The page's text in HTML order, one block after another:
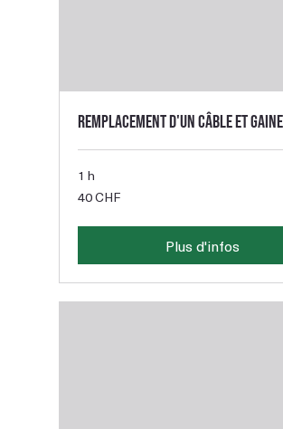
Remplacement d'un câble et gaine
1 h
francs
40 CHF
Plus d'infos